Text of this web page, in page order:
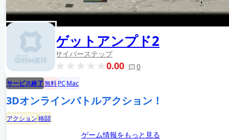
ゲットアンプド2
サイバーステップ
0.00 0
サービス終了無料PC Mac
3Dオンラインバトルアクション！
アクション格闘
ゲーム情報をもっと見る